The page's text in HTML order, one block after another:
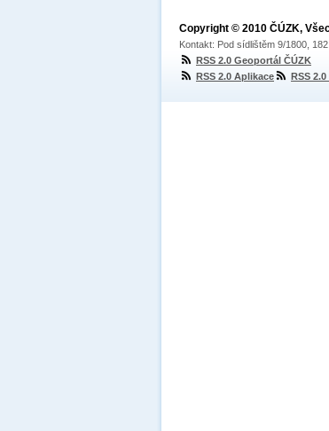
Copyright © 2010 ČÚZK,
Kontakt: Pod sídlištěm 9/1800,
RSS 2.0 Geoportál ČÚZK
RSS 2.0 Aplikace
RSS